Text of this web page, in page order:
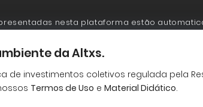
da Altxs.
de investimentos coletivos regulada pela
Termos de Uso e Material Didático.
nesta plataforma estão
ofertas realizadas não implicam por parte
da sociedade empresária de